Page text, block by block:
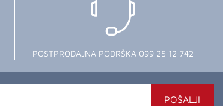
POSTPRODAJNA PODRŠKA 099 25 12 742
POŠALJI